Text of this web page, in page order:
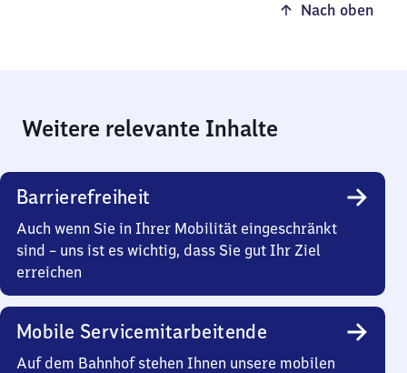
Nach oben
Weitere relevante Inhalte
Barrierefreiheit
Auch wenn Sie in Ihrer Mobilität eingeschränkt
sind – uns ist es wichtig, dass Sie gut Ihr Ziel
erreichen
Mobile Servicemitarbeitende
Auf dem Bahnhof stehen Ihnen unsere mobilen